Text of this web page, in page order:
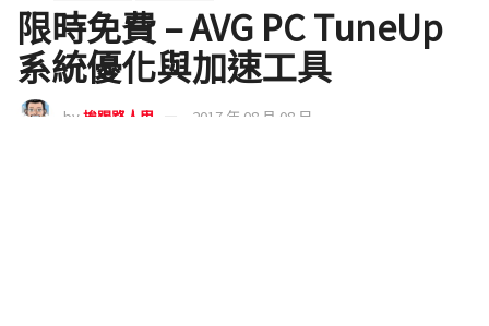
限時免費 – AVG PC TuneUp
系統優化與加速工具
by挨踢路人甲 2017 年 08 月 08 日